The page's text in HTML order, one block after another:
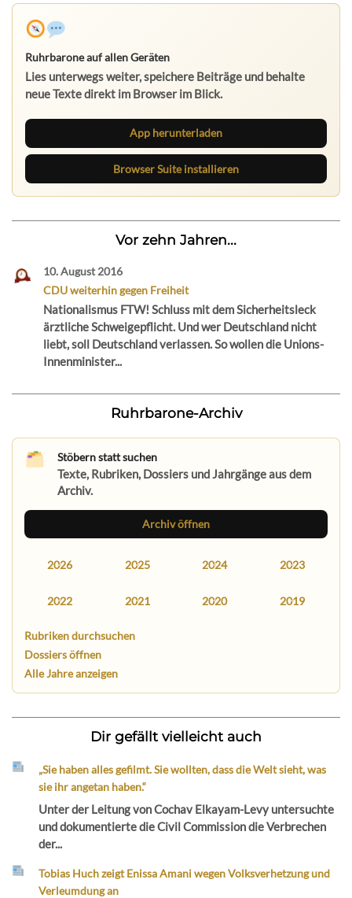
Ruhrbarone auf allen Geräten
Lies unterwegs weiter, speichere Beiträge und behalte
neue Texte direkt im Browser im Blick.
App herunterladen
Browser Suite installieren
Vor zehn Jahren...
10. August 2016
CDU weiterhin gegen Freiheit
Nationalismus FTW! Schluss mit dem Sicherheitsleck
ärztliche Schweigepflicht. Und wer Deutschland nicht
liebt, soll Deutschland verlassen. So wollen die Unions-
Innenminister...
Ruhrbarone-Archiv
Stöbern statt suchen
Texte, Rubriken, Dossiers und Jahrgänge aus dem
Archiv.
Archiv öffnen
2026 2025 2024 2023
2022 2021 2020 2019
Rubriken durchsuchen
Dossiers öffnen
Alle Jahre anzeigen
Dir gefällt vielleicht auch
„Sie haben alles gefilmt. Sie wollten, dass die Welt sieht, was
sie ihr angetan haben.“
Unter der Leitung von Cochav Elkayam-Levy untersuchte
und dokumentierte die Civil Commission die Verbrechen
der...
Tobias Huch zeigt Enissa Amani wegen Volksverhetzung und
Verleumdung an